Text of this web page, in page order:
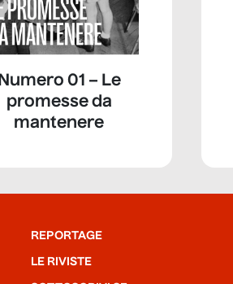
Numero 01 – Le
promesse da
mantenere
REPORTAGE
LE RIVISTE